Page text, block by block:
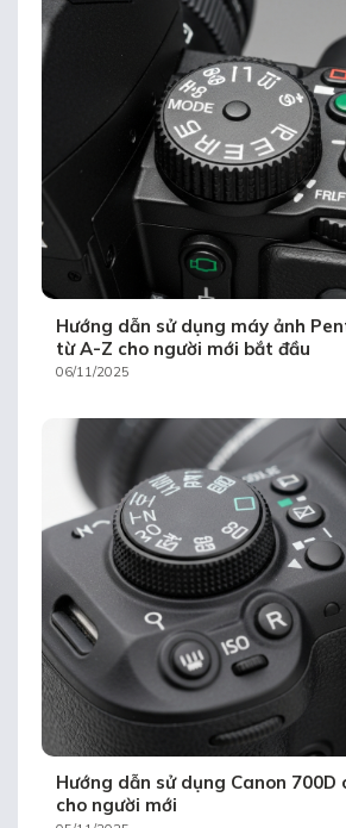
Hướng dẫn sử dụng máy ảnh
từ A-Z cho người mới bắt đầu
06/11/2025
Hướng dẫn sử dụng Canon
cho người mới